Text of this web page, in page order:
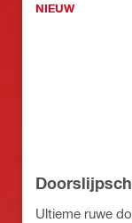
NIEUW
Ultieme ruwe